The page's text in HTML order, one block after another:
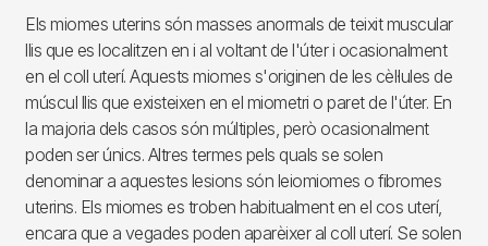
Els miomes uterins són masses anormals de teixit muscular
llis que es localitzen en i al voltant de l'úter i ocasionalment
en el coll uterí. Aquests miomes s'originen de les cèl·lules de
múscul llis que existeixen en el miometri o paret de l'úter. En
la majoria dels casos són múltiples, però ocasionalment
poden ser únics. Altres termes pels quals se solen
denominar a aquestes lesions són leiomiomes o fibromes
uterins. Els miomes es troben habitualment en el cos uterí,
encara que a vegades poden aparèixer al coll uterí. Se solen